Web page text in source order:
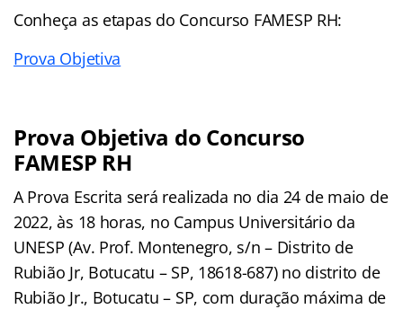
Conheça as etapas do Concurso FAMESP RH:
Prova Objetiva
Prova Objetiva do Concurso
FAMESP RH
A Prova Escrita será realizada no dia 24 de maio de
2022, às 18 horas, no Campus Universitário da
UNESP (Av. Prof. Montenegro, s/n – Distrito de
Rubião Jr, Botucatu – SP, 18618-687) no distrito de
Rubião Jr., Botucatu – SP, com duração máxima de